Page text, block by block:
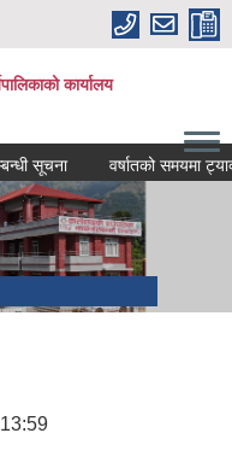
कार्यालय
सूचना वर्षातको समयमा